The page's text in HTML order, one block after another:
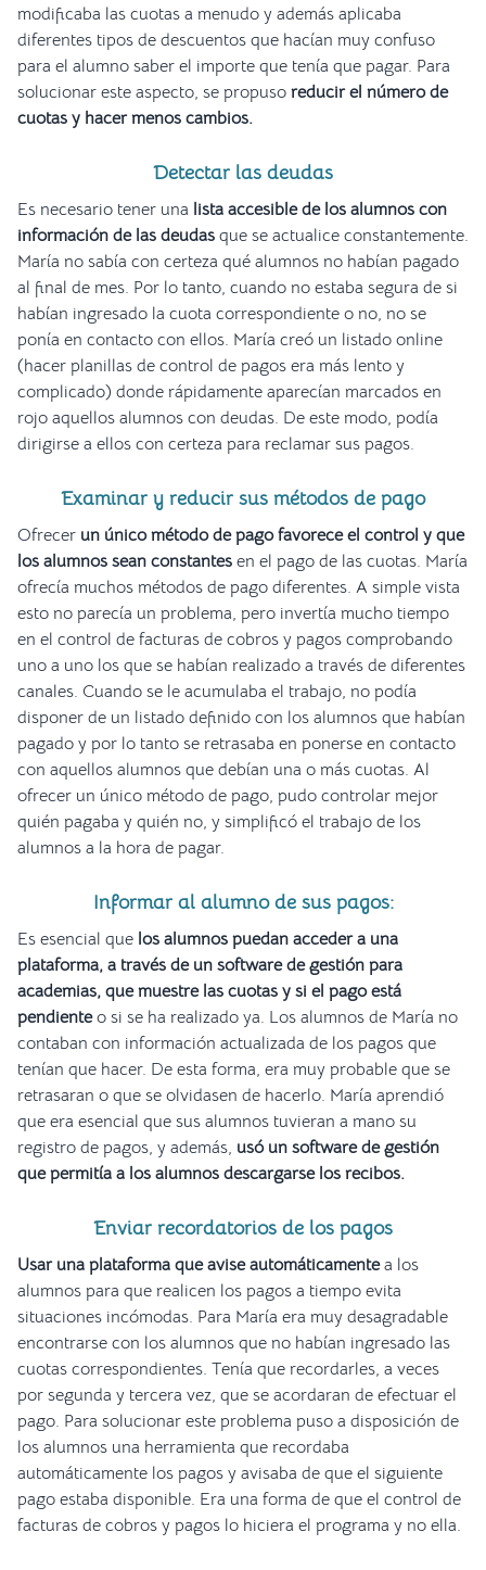
modificaba las cuotas a menudo y además aplicaba
diferentes tipos de descuentos que hacían muy confuso
para el alumno saber el importe que tenía que pagar. Para
solucionar este aspecto, se propuso reducir el número de
cuotas y hacer menos cambios.
Detectar las deudas
Es necesario tener una lista accesible de los alumnos con
información de las deudas que se actualice constantemente.
María no sabía con certeza qué alumnos no habían pagado
al final de mes. Por lo tanto, cuando no estaba segura de si
habían ingresado la cuota correspondiente o no, no se
ponía en contacto con ellos. María creó un listado online
(hacer planillas de control de pagos era más lento y
complicado) donde rápidamente aparecían marcados en
rojo aquellos alumnos con deudas. De este modo, podía
dirigirse a ellos con certeza para reclamar sus pagos.
Examinar y reducir sus métodos de pago
Ofrecer un único método de pago favorece el control y que
los alumnos sean constantes en el pago de las cuotas. María
ofrecía muchos métodos de pago diferentes. A simple vista
esto no parecía un problema, pero invertía mucho tiempo
en el control de facturas de cobros y pagos comprobando
uno a uno los que se habían realizado a través de diferentes
canales. Cuando se le acumulaba el trabajo, no podía
disponer de un listado definido con los alumnos que habían
pagado y por lo tanto se retrasaba en ponerse en contacto
con aquellos alumnos que debían una o más cuotas. Al
ofrecer un único método de pago, pudo controlar mejor
quién pagaba y quién no, y simplificó el trabajo de los
alumnos a la hora de pagar.
Informar al alumno de sus pagos:
Es esencial que los alumnos puedan acceder a una
plataforma, a través de un software de gestión para
academias, que muestre las cuotas y si el pago está
pendienteo si se ha realizado ya. Los alumnos de María no
contaban con información actualizada de los pagos que
tenían que hacer. De esta forma, era muy probable que se
retrasaran o que se olvidasen de hacerlo. María aprendió
que era esencial que sus alumnos tuvieran a mano su
registro de pagos, y además, usó un software de gestión
que permitía a los alumnos descargarse los recibos.
Enviar recordatorios de los pagos
Usar una plataforma que avise automáticamentea los
alumnos para que realicen los pagos a tiempo evita
situaciones incómodas. Para María era muy desagradable
encontrarse con los alumnos que no habían ingresado las
cuotas correspondientes. Tenía que recordarles, a veces
por segunda y tercera vez, que se acordaran de efectuar el
pago. Para solucionar este problema puso a disposición de
los alumnos una herramienta que recordaba
automáticamente los pagos y avisaba de que el siguiente
pago estaba disponible. Era una forma de que el control de
facturas de cobros y pagos lo hiciera el programa y no ella.